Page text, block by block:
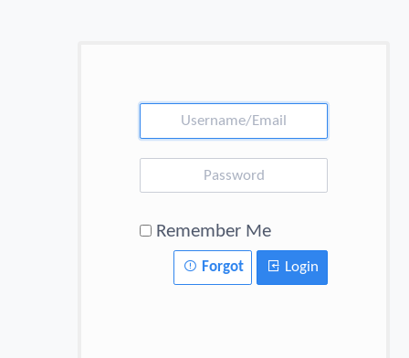
Remember Me
Forgot Login